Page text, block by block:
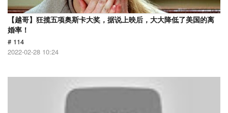
【越哥】狂揽五项奥斯卡大奖，据说上映后，大大降低了美国的离
婚率！
# 114
2022-02-28 10:24